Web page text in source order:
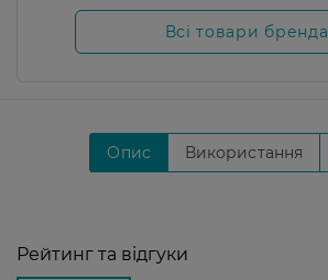
Всі товари бренда
Опис Використання
Рейтинг та відгуки